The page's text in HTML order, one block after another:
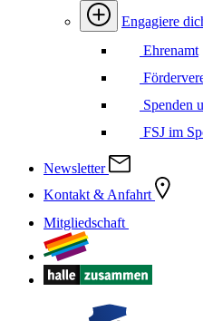
Engagiere
Ehrenamt
Spenden
FSJ im
Newsletter
Kontakt & Anfahrt
Mitgliedschaft